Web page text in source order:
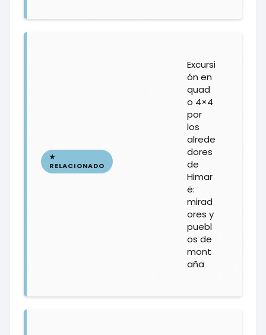
Excursi
ón en
quad
o 4×4
por
los
alrede
dores
de
Himar
ë:
mirad
ores y
puebl
os de
mont
aña